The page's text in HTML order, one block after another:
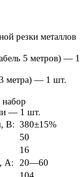
резки металлов
5 метров) — 1
3 метра) — 1 шт.
— 1 шт.
В: 380±15%
50
16
А:
20—60